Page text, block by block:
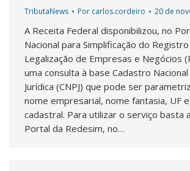
TributaNews Por carlos.cordeiro 20 de
A Receita Federal disponibilizou, no
Nacional para Simplificação do
Legalização de Empresas e Negócios
uma consulta à base Cadastro
Jurídica (CNPJ) que pode ser
nome empresarial, nome fantasia, UF
cadastral. Para utilizar o serviço basta
Portal da Redesim, no…